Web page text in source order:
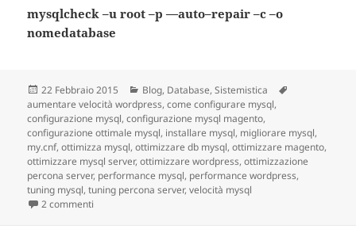
mysqlcheck –u root –p —auto–repair –c –o
nomedatabase
Scritto
il
22 Febbraio 2015 Categorie
Blog, Database,Sistemistica
aumentare velocità wordpress,come configurare mysql,
configurazione mysql,configurazione mysql magento,
configurazione ottimale mysql, installare mysql, migliorare mysql,
my.cnf,ottimizza mysql,ottimizzare db mysql,ottimizzare magento,
ottimizzare mysql server,ottimizzare wordpress,ottimizzazione
percona server, performance mysql, performance wordpress,
tuning mysql,tuning percona server,velocità mysql
2 commenti